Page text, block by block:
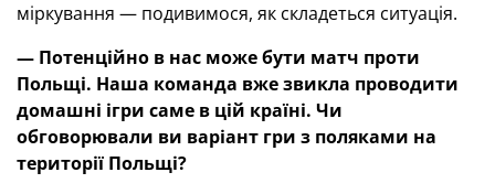
міркування — подивимося, як складеться ситуація.
— Потенційно в нас може бути матч проти
Польщі. Наша команда вже звикла проводити
домашні ігри саме в цій країні. Чи
обговорювали ви варіант гри з поляками на
території Польщі?